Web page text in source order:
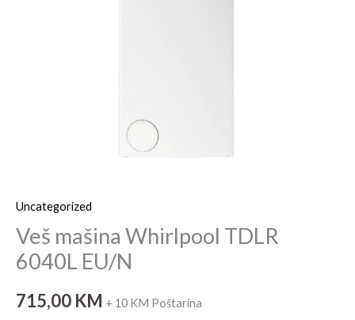
Uncategorized
Veš mašina Whirlpool TDLR
6040L EU/N
715,00 KM + 10 KM Poštarina